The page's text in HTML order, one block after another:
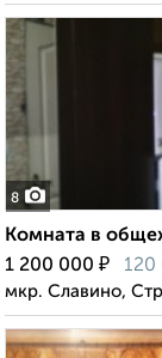
8
Комната в
1 200 000 ₽ 120
мкр. Славино,